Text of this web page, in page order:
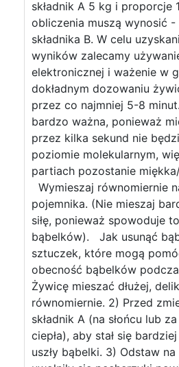
składnik A 5 kg i proporcje
obliczenia muszą wynosić
składnika B. W celu
wyników zalecamy
elektronicznej i ważenie w
dokładnym dozowaniu
przez co najmniej 5-8
bardzo ważna, ponieważ
przez kilka sekund nie
poziomie molekularnym,
partiach pozostanie
Wymieszaj równomiernie
pojemnika. (Nie mieszaj
siłę, ponieważ spowoduje
bąbelków). Jak usunąć
sztuczek, które mogą
obecność bąbelków
Żywicę mieszać dłużej,
równomiernie. 2) Przed
składnik A (na słońcu lub
ciepła), aby stał się
uszły bąbelki. 3) Odstaw